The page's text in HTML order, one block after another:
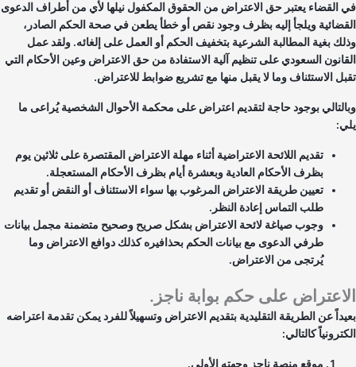
المعترض مراقبة مواعيد القضية بعد تسجيلها، ثم تقوم المحكمة فور إحالة
الاعتراض إليها بالتحقق من المسائل المتعلقة بالاختصاص ومتطلبات قبول
الاعتراض. ثم تعيّن جلسة للنظر بالاعتراض ويمنع تأجيل الجلسة إلا بسبب
يستوجب ذلك ويذكر بمحضرها ولا تتخطى مدة التأجيل 30 يوم ولا تمكث
القضية أكثر من 3 جلسات إلا للضرورة.
القضاء يعتبر حق الاعتراض من الحقوق المكفول نيلها لأي من أطراف الدعوى
ويلجأ إليه بظرف وجود نقص أو خطأ يطعن في صحة الحكم الصادر،
بغية المطالبة الشرعية بتخفيف الحكم أو العمل على إلغائه. ولقد عمل
السعودي على تنظيم آلية الاستفادة من حق الاعتراض وعين الأحكام التي
الاستئناف وما لا يقبل منها مع تشريع ضوابط للاعتراض.
بوجود حاجة لتقديم اعتراض على محكمة الأحوال الشخصية يُراعى ما
تقديم اللائحة الاعتراضية أثناء مهلة الاعتراض المقتصرة على ثلاثين يوم
بظرف الأحكام العادية وبعشرة أيام بظرف الأحكام المستعجلة.
تعيين طريقة الاعتراض المرغوب بها سواء الاستئناف أو النقض أو تقديم
طلب التماس إعادة النظر.
وجوب صياغة لائحة الاعتراض بشكل صريح وصحيح متضمنة مجمل بيانات
طرفي الدعوى مع بيانات الحكم بحذافيره كذلك دوافع الاعتراض وما
يُرتجى من الاعتراض.
على حكم بوابة ناجز.
عن الطريقة التقليدية بتقديم الاعتراض وتسهيلاً للفرد يمكن تقدمة اعتراضه
كالتالي:
موقع منصة ناجز وجهته الأولى.